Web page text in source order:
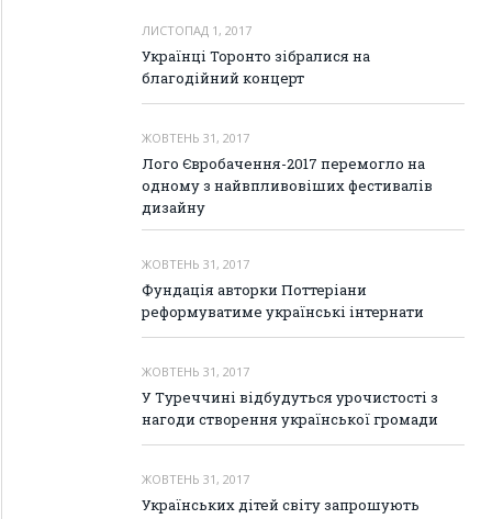
ЛИСТОПАД 1, 2017
Українці Торонто зібралися на
благодійний концерт
ЖОВТЕНЬ 31, 2017
Лого Євробачення-2017 перемогло на
одному з найвпливовіших фестивалів
дизайну
ЖОВТЕНЬ 31, 2017
Фундація авторки Поттеріани
реформуватиме українські інтернати
ЖОВТЕНЬ 31, 2017
У Туреччині відбудуться урочистості з
нагоди створення української громади
ЖОВТЕНЬ 31, 2017
Українських дітей світу запрошують